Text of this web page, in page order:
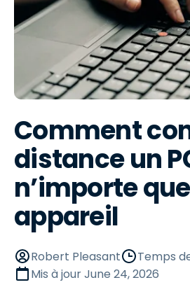
Comment
distance un
n’importe
appareil
Robert Pleasant
Temps
Mis à jourJune 24, 2026